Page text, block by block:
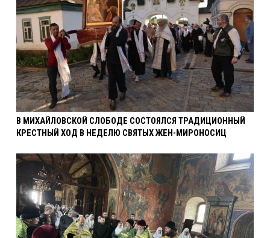
В МИХАЙЛОВСКОЙ СЛОБОДЕ СОСТОЯЛСЯ ТРАДИЦИОННЫЙ
КРЕСТНЫЙ ХОД В НЕДЕЛЮ СВЯТЫХ ЖЕН-МИРОНОСИЦ